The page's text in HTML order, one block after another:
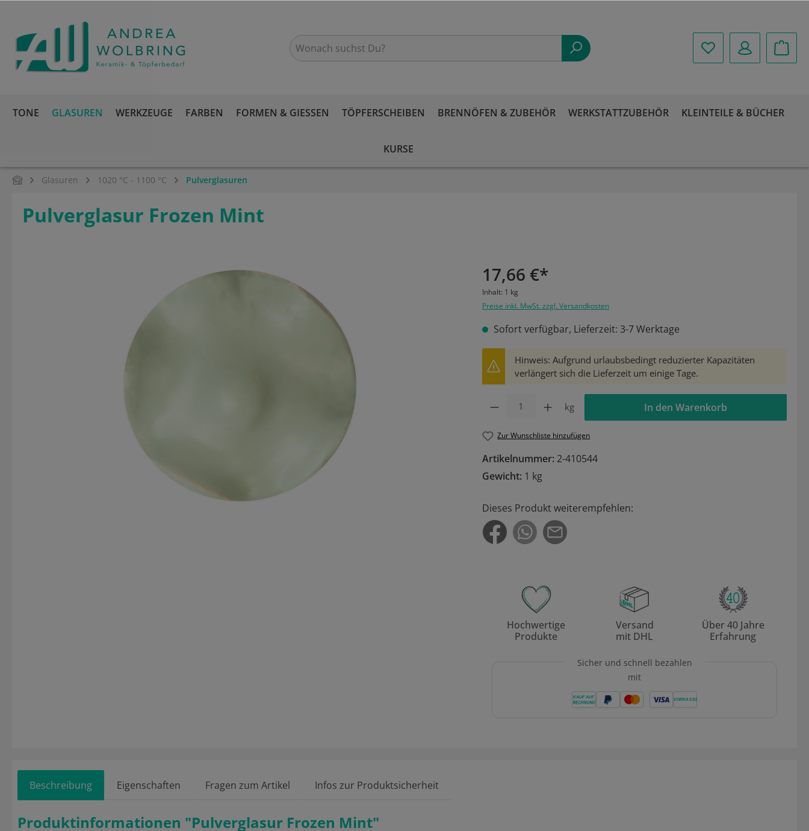
TONE GLASUREN WERKZEUGE FARBEN FORMEN & GIESSEN TÖPFERSCHEIBEN BRENNÖFEN & ZUBEHÖR WERKSTATTZUBEHÖR KLEINTEILE & BÜCHER
KURSE
Glasuren 1020 °C - 1100 °C Pulverglasuren
Pulverglasur Frozen Mint
17,66 €*
Inhalt: 1 kg
Preise inkl. MwSt. zzgl. Versandkosten
Sofort verfügbar, Lieferzeit: 3-7 Werktage
Hinweis: Aufgrund urlaubsbedingt reduzierter Kapazitäten
verlängert sich die Lieferzeit um einige Tage.
kg In den Warenkorb
Zur Wunschliste hinzufügen
Artikelnummer: 2-410544
Gewicht: 1 kg
Dieses Produkt weiterempfehlen:
Hochwertige
Produkte
Versand
mit DHL
Über 40 Jahre
Erfahrung
Sicher und schnell bezahlen
mit
Beschreibung Eigenschaften Fragen zum Artikel Infos zur Produktsicherheit
Produktinformationen "Pulverglasur Frozen Mint"